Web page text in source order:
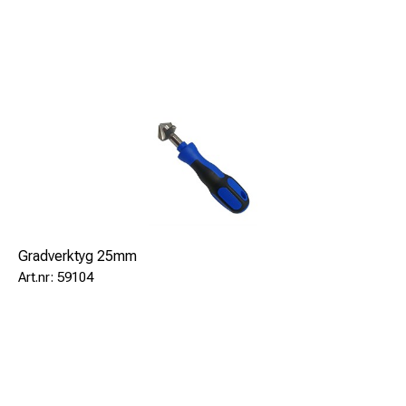
Gradverktyg 25mm
59104